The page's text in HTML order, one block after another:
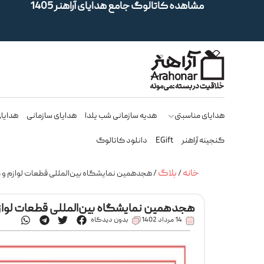
مشاهده کاتالوگ جامع هدایای آراهنر 1405
هدایای مناسبتی هدیه سازمانی شب یلدا هدایای سازمانی
گنجینه آراهنر EGift دانلود کاتالوگ
خانه/بلاگ/ هجدهمین نمایشگاه بین‌المللی قطعات لوازم
هجدهمین نمایشگاه بین‌المللی قطعات
14 مرداد 1402 بدون دیدگاه